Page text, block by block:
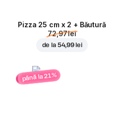
Pizza 25 cm x 2 + Băutură
72,97 lei
de la 54,99 lei
până la 21%